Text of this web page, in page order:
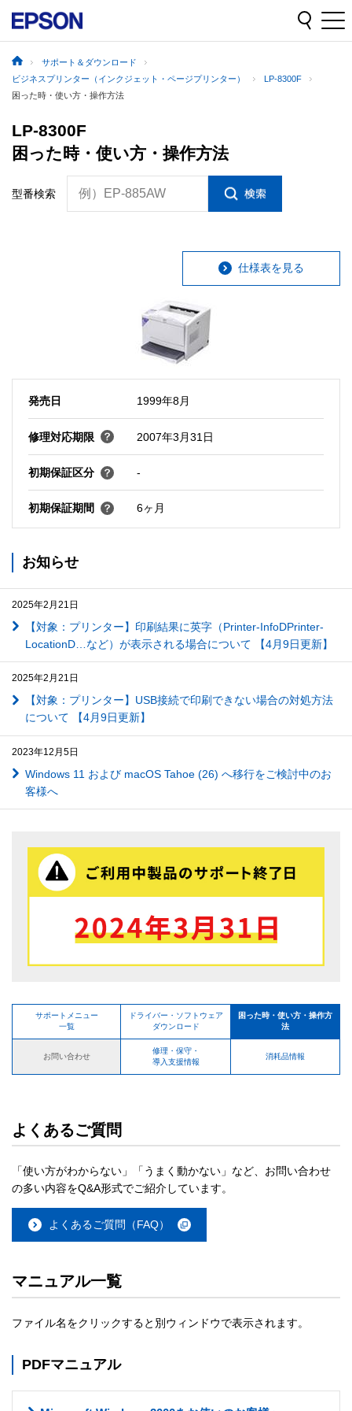
サポート＆ダウンロード
ビジネスプリンター（インクジェット・ページプリンター）
LP-8300F
困った時・使い方・操作方法
LP-8300F
困った時・使い方・操作方法
型番検索 例）EP-885AW
仕様表を見る
発売日 1999年8月
修理対応期限 2007年3月31日
初期保証区分 -
初期保証期間 6ヶ月
お知らせ
2025年2月21日
【対象：プリンター】印刷結果に英字（Printer-InfoDPrinter-
LocationD…など）が表示される場合について 【4月9日更新】
2025年2月21日
【対象：プリンター】USB接続で印刷できない場合の対処方法
について 【4月9日更新】
2023年12月5日
Windows 11 および macOS Tahoe (26) へ移行をご検討中のお
客様へ
サポートメニュー
一覧
ドライバー・ソフトウェア
ダウンロード
困った時・使い方・操作方
法
お問い合わせ
修理・保守・
導入支援情報
消耗品情報
よくあるご質問
「使い方がわからない」「うまく動かない」など、お問い合わせ
の多い内容をQ&A形式でご紹介しています。
よくあるご質問（FAQ）
マニュアル一覧
ファイル名をクリックすると別ウィンドウで表示されます。
PDFマニュアル